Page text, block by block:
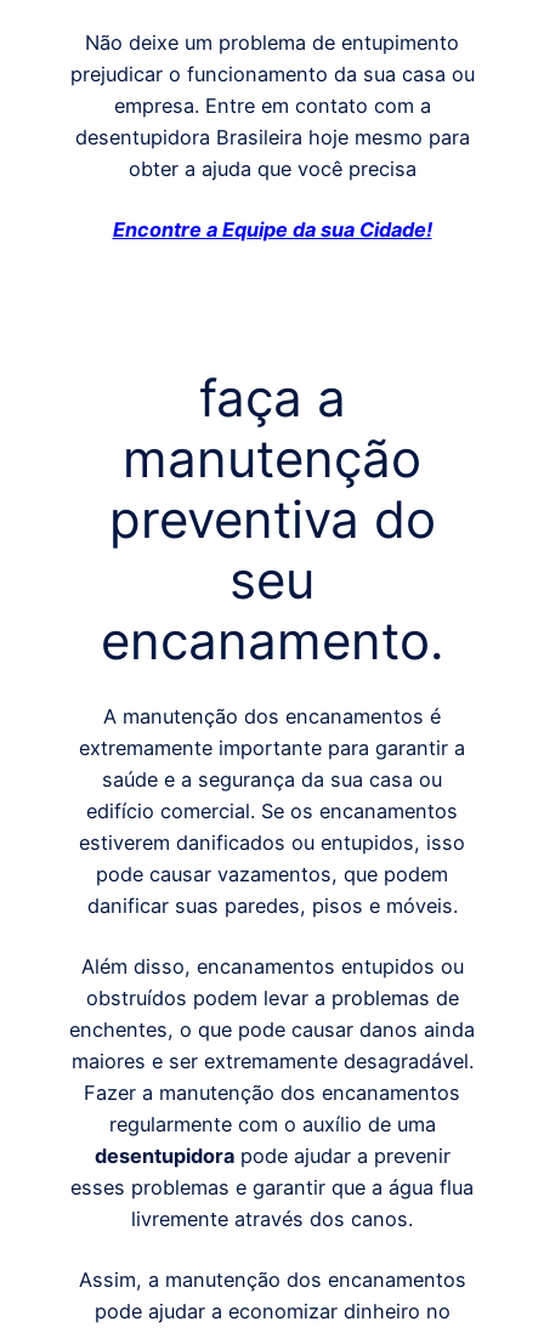
Não deixe um problema de entupimento
prejudicar o funcionamento da sua casa ou
empresa. Entre em contato com a
desentupidora Brasileira hoje mesmo para
obter a ajuda que você precisa
Encontre a Equipe da sua Cidade!
faça a
manutenção
preventiva do
seu
encanamento.
A manutenção dos encanamentos é
extremamente importante para garantir a
saúde e a segurança da sua casa ou
edifício comercial. Se os encanamentos
estiverem danificados ou entupidos, isso
pode causar vazamentos, que podem
danificar suas paredes, pisos e móveis.
Além disso, encanamentos entupidos ou
obstruídos podem levar a problemas de
enchentes, o que pode causar danos ainda
maiores e ser extremamente desagradável.
Fazer a manutenção dos encanamentos
regularmente com o auxílio de uma
desentupidorapode ajudar a prevenir
esses problemas e garantir que a água flua
livremente através dos canos.
Assim, a manutenção dos encanamentos
pode ajudar a economizar dinheiro no